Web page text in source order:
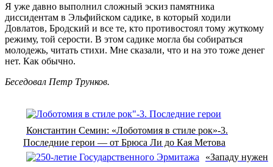
Я уже давно выполнил сложный эскиз памятника
диссидентам в Эльфийском садике, в который ходили
Довлатов, Бродский и все те, кто противостоял тому жуткому
режиму, той серости. В этом садике могла бы собираться
молодежь, читать стихи. Мне сказали, что и на это тоже денег
нет. Как обычно.
Беседовал Петр Трунков.
Константин Семин: «Лоботомия в стиле рок»-3.
Последние герои — от Брюса Ли до Кая Метова
«Западу нужен